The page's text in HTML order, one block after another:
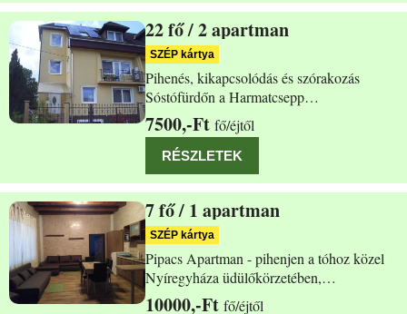
állatpark 10-15
22 / 2 apartman
Nyíregyháza Harmat utca 16.
SZÉP kártya
Pihenés, kikapcsolódás és szórakozás
Sóstófürdőn a Harmatcsepp
Apartmanházban A 22 fős Harmatcsepp
Apartmanház Nyíregyháza-Sóstófürdő
csendes, nyugodt üdülőövezetében található
700 méterre az Aquarius élmény és
gyógyfürdőtől. Az állatkert 10 perc
7500,-Ft fő/éjtől
RÉSZLETEK
7 / 1 apartman
Nyíregyháza Szivárvány u. 7.
SZÉP kártya
Pipacs Apartman - pihenjen a tóhoz közel
Nyíregyháza üdülőkörzetében,
Sóstógyógyfürdőn egész évben kiadó 70
10000,-Ft fő/éjtől